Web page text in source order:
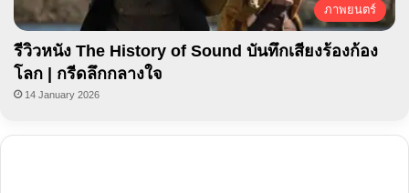
ภาพยนตร์
รีวิวหนัง The History of Sound บันทึกเสียงร้องก้อง
โลก | กรีดลึกกลางใจ
14 January 2026